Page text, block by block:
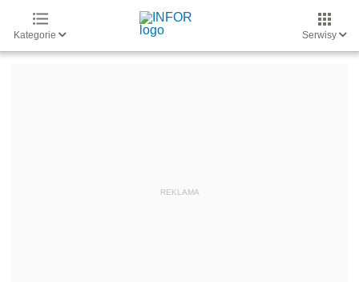
Kategorie Serwisy